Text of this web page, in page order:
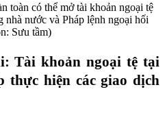
toàn có thể mở tài khoản ngoại tệ
nhà nước và Pháp lệnh ngoại hối
Sưu tầm)
Tài khoản ngoại tệ tại
thực hiện các giao dịch